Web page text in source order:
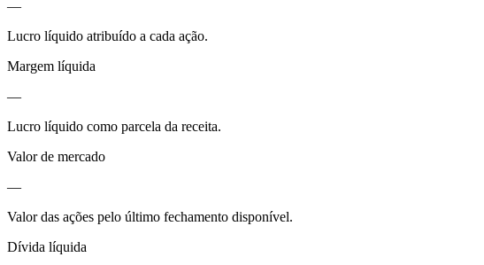
—
Lucro líquido atribuído a cada ação.
Margem líquida
—
Lucro líquido como parcela da receita.
Valor de mercado
—
Valor das ações pelo último fechamento disponível.
Dívida líquida